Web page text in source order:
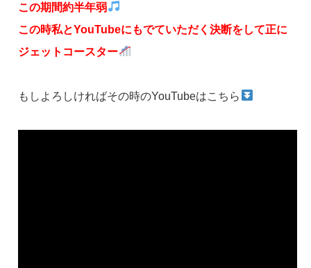
この期間約半年弱
この時私とYouTubeにもでていただく決断をして正に
ジェットコースター
もしよろしければその時のYouTubeはこちら